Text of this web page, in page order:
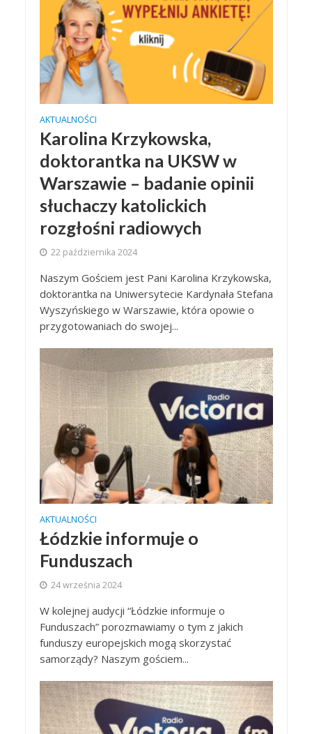
AKTUALNOŚCI
Karolina Krzykowska,
doktorantka na UKSW w
Warszawie – badanie opinii
słuchaczy katolickich
rozgłośni radiowych
22 października 2024
Naszym Gościem jest Pani Karolina Krzykowska,
doktorantka na Uniwersytecie Kardynała Stefana
Wyszyńskiego w Warszawie, która opowie o
przygotowaniach do swojej...
AKTUALNOŚCI
Łódzkie informuje o
Funduszach
24 września 2024
W kolejnej audycji “Łódzkie informuje o
Funduszach” porozmawiamy o tym z jakich
funduszy europejskich mogą skorzystać
samorządy? Naszym gościem...